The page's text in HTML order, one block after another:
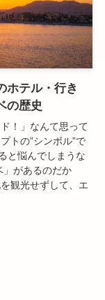
ホテル・行き
の歴史
！」なんて思って
トの”シンボル”で
と悩んでしまうな
」があるのだか
観光せずして、エ